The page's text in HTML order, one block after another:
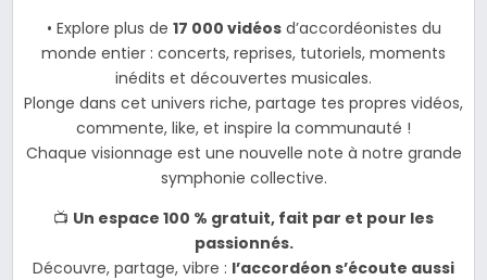
• Explore plus de 17 000 vidéosd’accordéonistes du
monde entier : concerts, reprises, tutoriels, moments
inédits et découvertes musicales.
Plonge dans cet univers riche, partage tes propres vidéos,
commente, like, et inspire la communauté !
Chaque visionnage est une nouvelle note à notre grande
symphonie collective.
📺 Un espace 100 % gratuit, fait par et pour les
passionnés.
Découvre, partage, vibre : l’accordéon s’écoute aussi